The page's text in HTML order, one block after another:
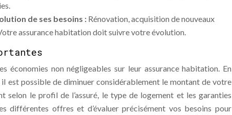
de ses besoins : Rénovation, acquisition de nouveaux
assurance habitation doit suivre votre évolution.
économies non négligeables sur leur assurance habitation. En
il est possible de diminuer considérablement le montant de votre
selon le profil de l’assuré, le type de logement et les garanties
différentes offres et d’évaluer précisément vos besoins pour